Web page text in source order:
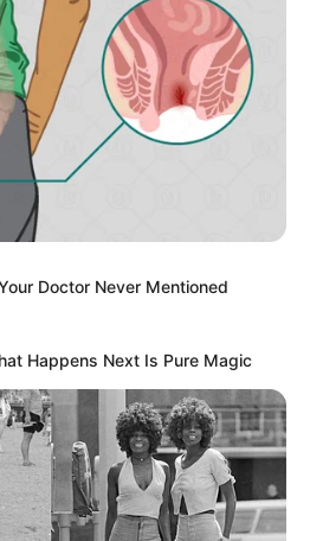
ΑΡΘΡΩΝ
Πουθενά να
και ομόλογα
να κρυφτείς, μετοχές και
εποχή προσφέρεται μόνο για
δίνει σύσταση underweight για
ΑΡΈΣΕΙ
ΕΓΓΡΑΦΕΊΤΕ
Doctor Never Mentioned
Happens Next Is Pure Magic